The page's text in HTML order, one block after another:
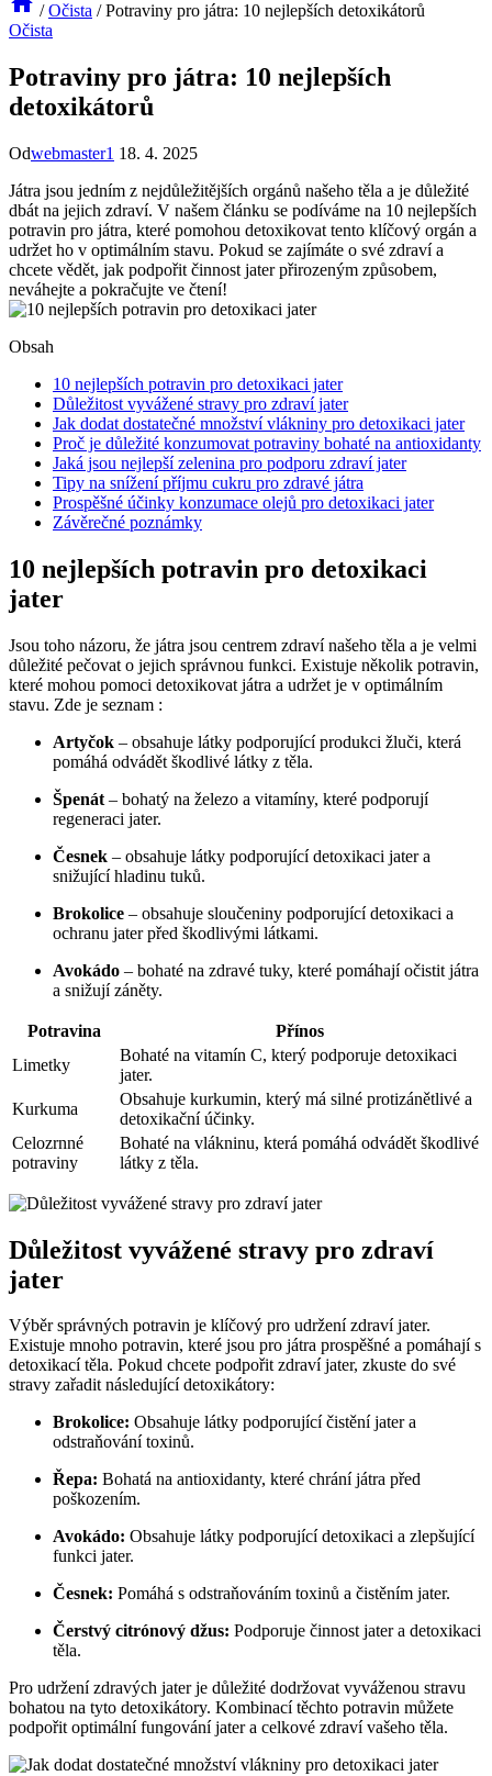
/ Očista / Potraviny pro játra: 10 nejlepších detoxikátorů
Očista
Potraviny pro játra: 10 nejlepších
detoxikátorů
Odwebmaster1 18. 4. 2025
Játra jsou jedním z nejdůležitějších orgánů našeho těla a je důležité
dbát na jejich zdraví. V našem článku se podíváme na 10 nejlepších
potravin pro játra, které pomohou detoxikovat tento klíčový orgán a
udržet ho v optimálním stavu. Pokud se zajímáte o své zdraví a
chcete vědět, jak podpořit činnost jater přirozeným způsobem,
neváhejte a pokračujte ve čtení!
Obsah
10 nejlepších potravin pro detoxikaci jater
Důležitost vyvážené stravy pro zdraví jater
Jak dodat dostatečné množství vlákniny pro detoxikaci jater
Proč je důležité konzumovat potraviny bohaté na antioxidanty
Jaká jsou nejlepší zelenina pro podporu zdraví jater
Tipy na snížení příjmu cukru pro zdravé játra
Prospěšné účinky konzumace olejů pro detoxikaci jater
Závěrečné poznámky
10 nejlepších potravin pro detoxikaci
jater
Jsou toho názoru, že játra jsou centrem zdraví našeho těla a je velmi
důležité pečovat o jejich správnou funkci. Existuje několik potravin,
které mohou pomoci detoxikovat játra a udržet je v optimálním
stavu. Zde je seznam :
Artyčok – obsahuje látky podporující produkci žluči, která
pomáhá odvádět škodlivé látky z těla.
Špenát – bohatý na železo a vitamíny, které podporují
regeneraci jater.
Česnek – obsahuje látky podporující detoxikaci jater a
snižující hladinu tuků.
Brokolice – obsahuje sloučeniny podporující detoxikaci a
ochranu jater před škodlivými látkami.
Avokádo – bohaté na zdravé tuky, které pomáhají očistit játra
a snižují záněty.
Potravina
Přínos
Limetky
Bohaté na vitamín C, který podporuje detoxikaci
jater.
Kurkuma
Obsahuje kurkumin, který má silné protizánětlivé a
detoxikační účinky.
Celozrnné
potraviny
Bohaté na vlákninu, která pomáhá odvádět škodlivé
látky z těla.
Důležitost vyvážené stravy pro zdraví
jater
Výběr správných potravin je klíčový pro udržení zdraví jater.
Existuje mnoho potravin, které jsou pro játra prospěšné a pomáhají s
detoxikací těla. Pokud chcete podpořit zdraví jater, zkuste do své
stravy zařadit následující detoxikátory:
Brokolice: Obsahuje látky podporující čistění jater a
odstraňování toxinů.
Řepa: Bohatá na antioxidanty, které chrání játra před
poškozením.
Avokádo: Obsahuje látky podporující detoxikaci a zlepšující
funkci jater.
Česnek: Pomáhá s odstraňováním toxinů a čistěním jater.
Čerstvý citrónový džus: Podporuje činnost jater a detoxikaci
těla.
Pro udržení zdravých jater je důležité dodržovat vyváženou stravu
bohatou na tyto detoxikátory. Kombinací těchto potravin můžete
podpořit optimální fungování jater a celkové zdraví vašeho těla.